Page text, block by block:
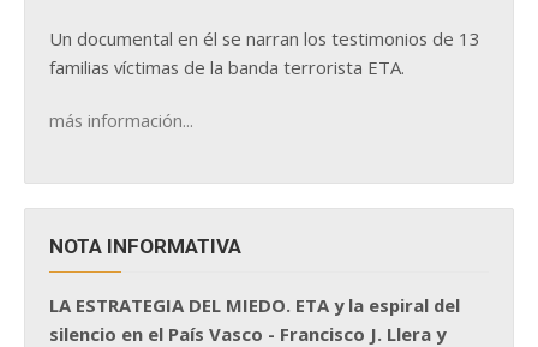
Un documental en él se narran los testimonios de 13
familias víctimas de la banda terrorista ETA.
más información...
NOTA INFORMATIVA
LA ESTRATEGIA DEL MIEDO. ETA y la espiral del
silencio en el País Vasco - Francisco J. Llera y